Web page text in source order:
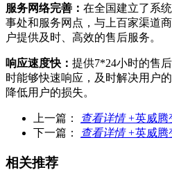
服务网络完善： 在全国建立了系
事处和服务网点，与上百家渠道
户提供及时、高效的售后服务。
响应速度快： 提供7*24小时的售
时能够快速响应，及时解决用户
降低用户的损失。
上一篇： 查看详情 +英威腾
下一篇：
查看详情 +英威腾
相关推荐